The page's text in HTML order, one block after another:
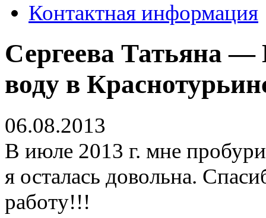
Контактная информация
Сергеева Татьяна
воду в
06.08.2013
В июле 2013 г. мне
я осталась довольна.
работу!!!